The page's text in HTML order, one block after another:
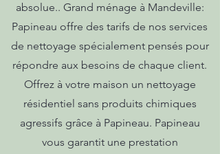
absolue.. Grand ménage à Mandeville:
Papineau offre des tarifs de nos services
de nettoyage spécialement pensés pour
répondre aux besoins de chaque client.
Offrez à votre maison un nettoyage
résidentiel sans produits chimiques
agressifs grâce à Papineau. Papineau
vous garantit une prestation